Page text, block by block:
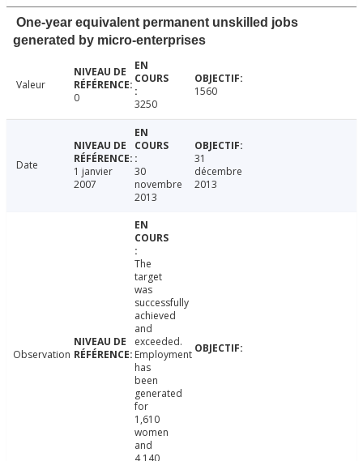
One-year equivalent permanent unskilled jobs
generated by micro-enterprises
Valeur
0
3250
1560
Date
1 janvier
2007
30
novembre
2013
31
décembre
2013
Observation
The
target
was
successfully
achieved
and
exceeded.
Employment
has
been
generated
for
1,610
women
and